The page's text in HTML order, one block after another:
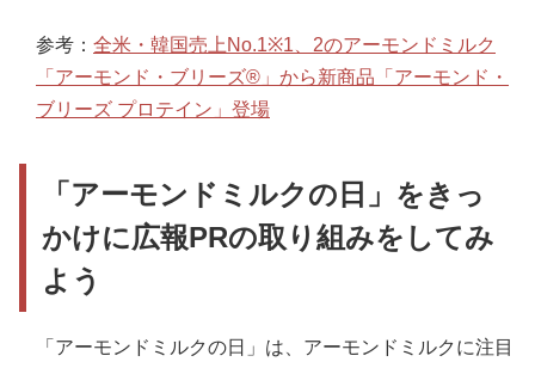
参考： 全米・韓国売上No.1※1、2のアーモンドミルク
「アーモンド・ブリーズ®」から新商品「アーモンド・
ブリーズ プロテイン」登場
「アーモンドミルクの日」をきっ
かけに広報PRの取り組みをしてみ
よう
「アーモンドミルクの日」は、アーモンドミルクに注目